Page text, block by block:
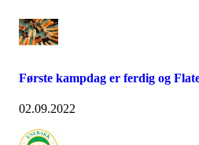
Første kampdag er ferdig og
02.09.2022